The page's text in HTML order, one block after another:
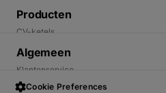
Een warmtepomp kopen. Wat moet je
Ik wil duurzaam wonen
Warmtewijzer - welk product past bij mij
Producten
CV-ketels
Elektrische warmtepompen
Hybride warmtepompen
Thermostaten
Algemeen
Klantenservice
Cookies
Cookie Preferences